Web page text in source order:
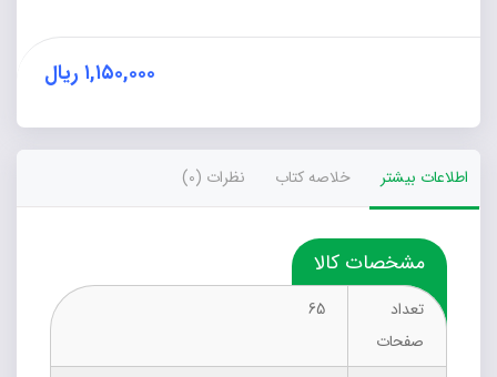
عدد
۱,۱۵۰,۰۰۰ ریال
اطلاعات بیشتر خلاصه کتاب نظرات (0)
مشخصات کالا
تعداد
صفحات
65